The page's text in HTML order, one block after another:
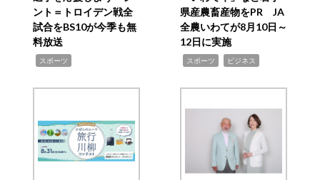
ント＝トロイデン戦全
試合をBS10が今季も無
料放送
スポーツ
県産農畜産物をPR JA
全農いわてが8月10日～
12日に実施
スポーツ ビジネス